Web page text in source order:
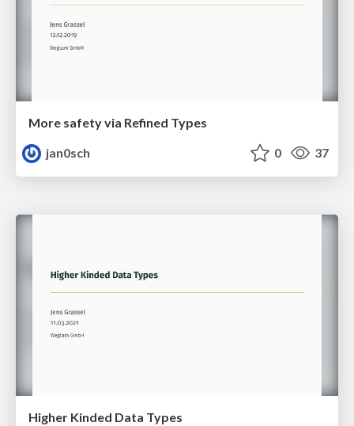
More safety via Refined Types
jan0sch
0 37
Higher Kinded Data Types